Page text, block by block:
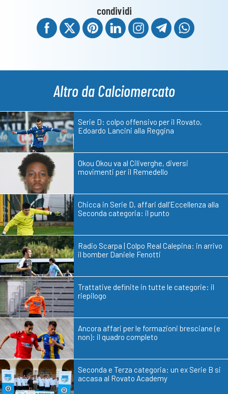
condividi
Altro da Calciomercato
Serie D: colpo offensivo per il Rovato,
Edoardo Lancini alla Reggina
Okou Okou va al Ciliverghe, diversi
movimenti per il Remedello
Chicca in Serie D, affari dall’Eccellenza alla
Seconda categoria: il punto
Radio Scarpa | Colpo Real Calepina: in arrivo
il bomber Daniele Fenotti
Trattative definite in tutte le categorie: il
riepilogo
Ancora affari per le formazioni bresciane (e
non): il quadro completo
Seconda e Terza categoria: un ex Serie B si
accasa al Rovato Academy